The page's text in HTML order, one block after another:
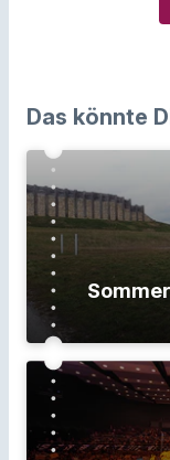
Das könnte